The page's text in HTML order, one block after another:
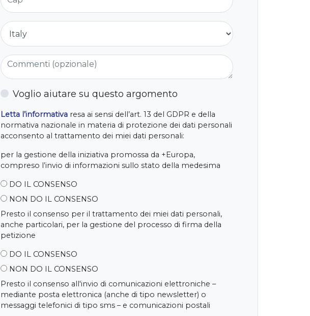
Nazione
Commenti (opzionale)
Voglio aiutare su questo argomento
Letta l’informativa resa ai sensi dell’art. 13 del GDPR e della
normativa nazionale in materia di protezione dei dati personali
acconsento al trattamento dei miei dati personali:
per la gestione della iniziativa promossa da +Europa,
compreso l’invio di informazioni sullo stato della medesima
DO IL CONSENSO
NON DO IL CONSENSO
Presto il consenso per il trattamento dei miei dati personali,
anche particolari, per la gestione del processo di firma della
petizione
DO IL CONSENSO
NON DO IL CONSENSO
Presto il consenso all'invio di comunicazioni elettroniche –
mediante posta elettronica (anche di tipo newsletter) o
messaggi telefonici di tipo sms – e comunicazioni postali